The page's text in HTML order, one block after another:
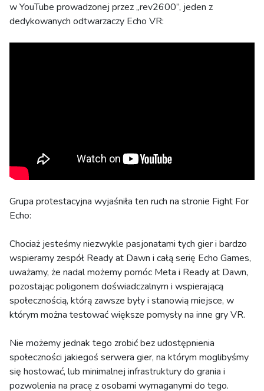
w YouTube prowadzonej przez „rev2600”, jeden z
dedykowanych odtwarzaczy Echo VR:
Grupa protestacyjna wyjaśniła ten ruch na stronie Fight For
Echo:
Chociaż jesteśmy niezwykle pasjonatami tych gier i bardzo
wspieramy zespół Ready at Dawn i całą serię Echo Games,
uważamy, że nadal możemy pomóc Meta i Ready at Dawn,
pozostając poligonem doświadczalnym i wspierającą
społecznością, którą zawsze były i stanowią miejsce, w
którym można testować większe pomysły na inne gry VR.
Nie możemy jednak tego zrobić bez udostępnienia
społeczności jakiegoś serwera gier, na którym moglibyśmy
się hostować, lub minimalnej infrastruktury do grania i
pozwolenia na pracę z osobami wymaganymi do tego.